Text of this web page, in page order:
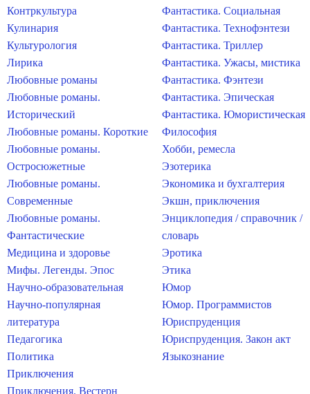
Контркультура
Кулинария
Культурология
Лирика
Любовные романы
Любовные романы.
Исторический
Любовные романы. Короткие
Любовные романы.
Остросюжетные
Любовные романы.
Современные
Любовные романы.
Фантастические
Медицина и здоровье
Мифы. Легенды. Эпос
Научно-образовательная
Научно-популярная
литература
Педагогика
Политика
Приключения
Приключения. Вестерн
Фантастика. Социальная
Фантастика. Технофэнтези
Фантастика. Триллер
Фантастика. Ужасы, мистика
Фантастика. Фэнтези
Фантастика. Эпическая
Фантастика. Юмористическая
Философия
Хобби, ремесла
Эзотерика
Экономика и бухгалтерия
Экшн, приключения
Энциклопедия / справочник /
словарь
Эротика
Этика
Юмор
Юмор. Программистов
Юриспруденция
Юриспруденция. Закон акт
Языкознание